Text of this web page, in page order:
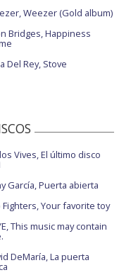
Weezer (Gold album)
Bridges, Happiness
Del Rey, Stove
Vives, El último disco
García, Puerta abierta
Fighters, Your favorite toy
This music may contain
DeMaría, La puerta